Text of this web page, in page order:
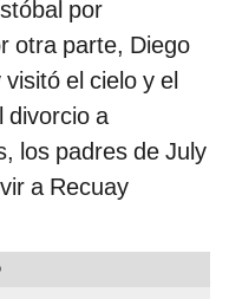
por
otra parte, Diego
el cielo y el
divorcio a
los padres de July
a Recuay